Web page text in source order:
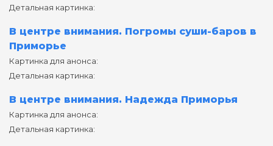
Детальная картинка:
В центре внимания. Погромы суши-баров в
Приморье
Картинка для анонса:
Детальная картинка:
В центре внимания. Надежда Приморья
Картинка для анонса:
Детальная картинка: